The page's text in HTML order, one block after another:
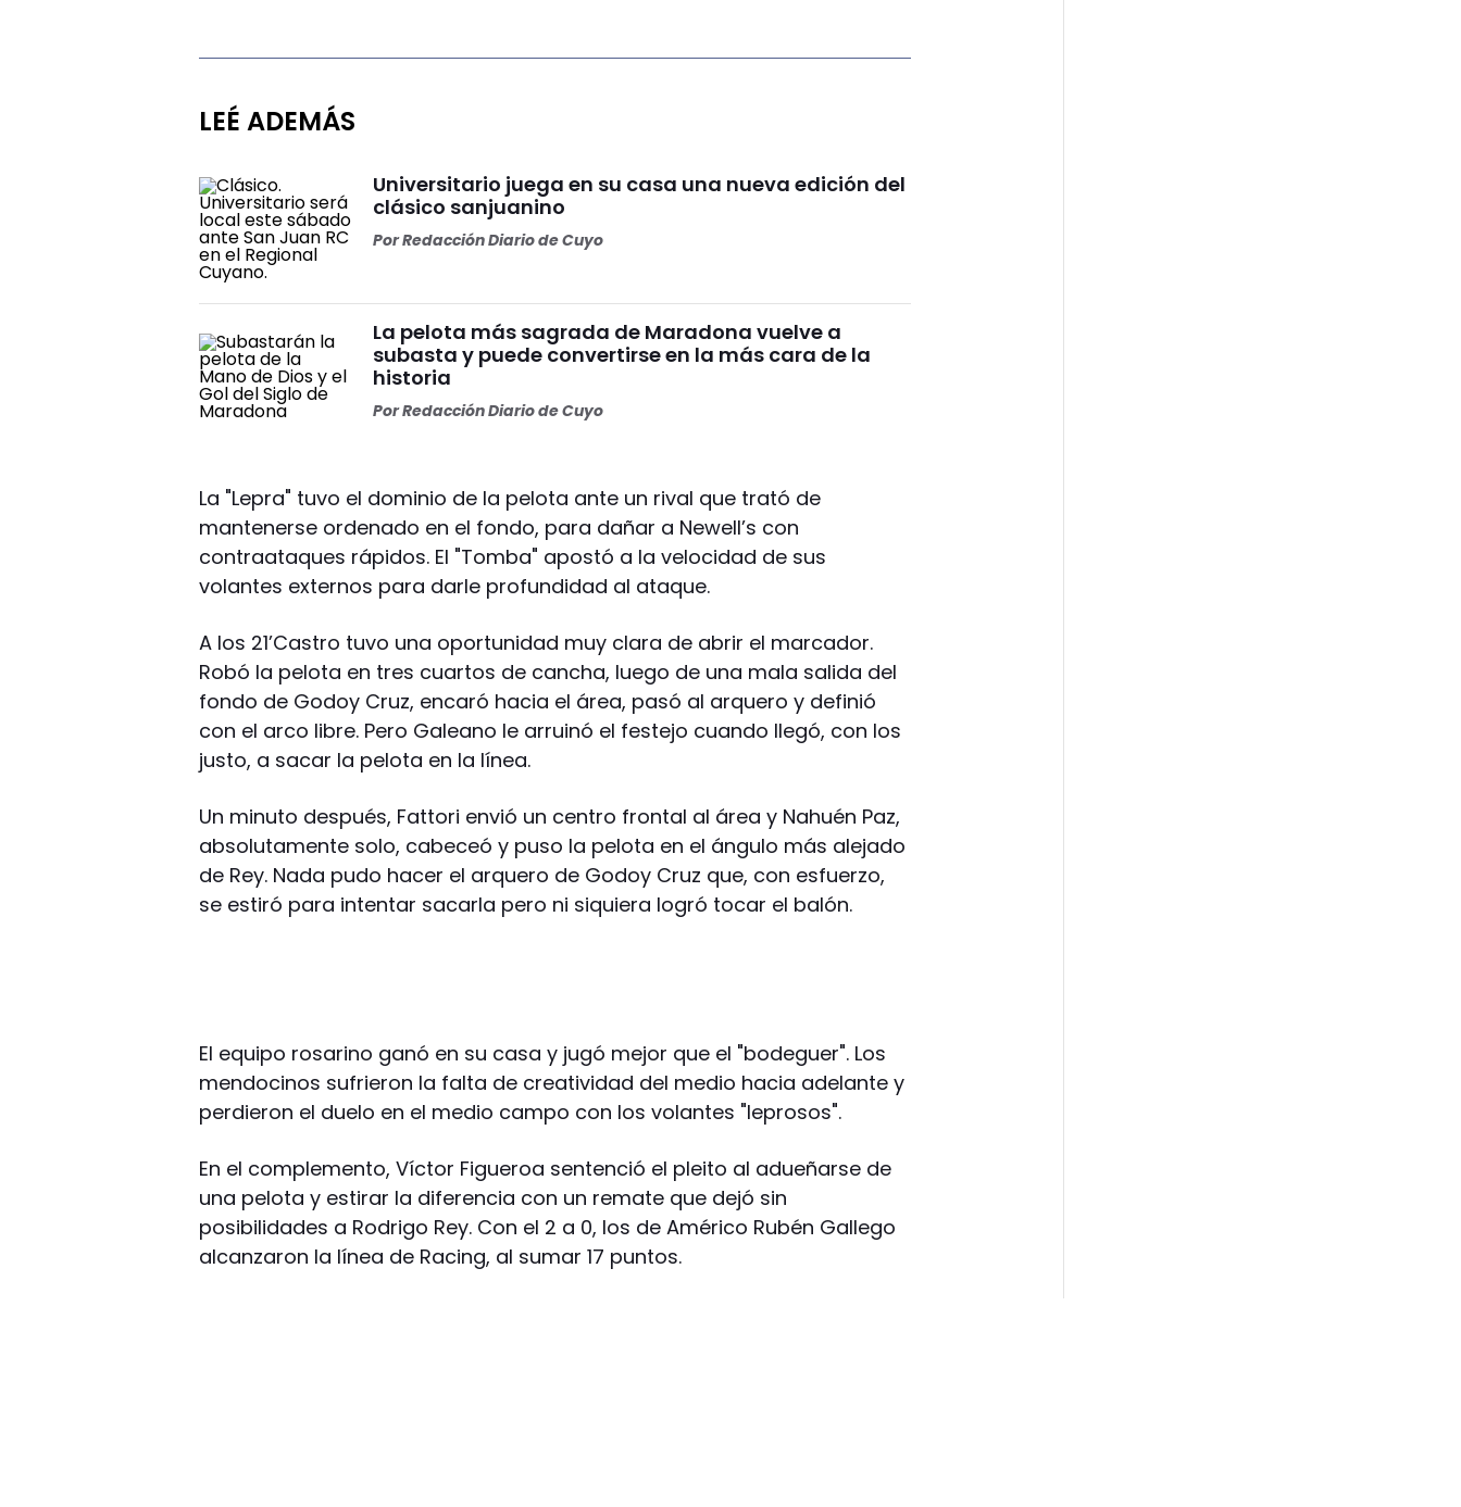
LEÉ ADEMÁS
Universitario juega en su casa una nueva edición del
clásico sanjuanino
PorRedacción Diario de Cuyo
La pelota más sagrada de Maradona vuelve a
subasta y puede convertirse en la más cara de la
historia
PorRedacción Diario de Cuyo
La "Lepra" tuvo el dominio de la pelota ante un rival que trató de
mantenerse ordenado en el fondo, para dañar a Newell’s con
contraataques rápidos. El "Tomba" apostó a la velocidad de sus
volantes externos para darle profundidad al ataque.
A los 21’Castro tuvo una oportunidad muy clara de abrir el marcador.
Robó la pelota en tres cuartos de cancha, luego de una mala salida del
fondo de Godoy Cruz, encaró hacia el área, pasó al arquero y definió
con el arco libre. Pero Galeano le arruinó el festejo cuando llegó, con los
justo, a sacar la pelota en la línea.
Un minuto después, Fattori envió un centro frontal al área y Nahuén Paz,
absolutamente solo, cabeceó y puso la pelota en el ángulo más alejado
de Rey. Nada pudo hacer el arquero de Godoy Cruz que, con esfuerzo,
se estiró para intentar sacarla pero ni siquiera logró tocar el balón.
El equipo rosarino ganó en su casa y jugó mejor que el "bodeguer". Los
mendocinos sufrieron la falta de creatividad del medio hacia adelante y
perdieron el duelo en el medio campo con los volantes "leprosos".
En el complemento, Víctor Figueroa sentenció el pleito al adueñarse de
una pelota y estirar la diferencia con un remate que dejó sin
posibilidades a Rodrigo Rey. Con el 2 a 0, los de Américo Rubén Gallego
alcanzaron la línea de Racing, al sumar 17 puntos.